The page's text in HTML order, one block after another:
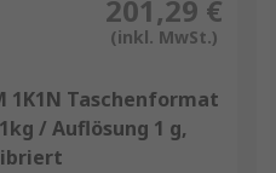
201,29 €
(inkl. MwSt.)
1K1N Taschenformat
/ Auflösung 1 g,